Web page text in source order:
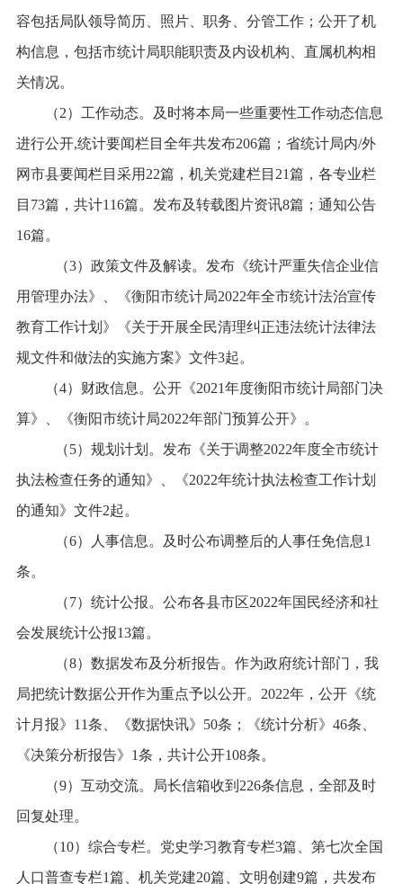
容包括局队领导简历、照片、职务、分管工作；公开了机
构信息，包括市统计局职能职责及内设机构、直属机构相
关情况。
（2）工作动态。及时将本局一些重要性工作动态信息
进行公开,统计要闻栏目全年共发布206篇；省统计局内/外
网市县要闻栏目采用 22篇，机关党建栏目 21篇，各专业栏
目73篇，共计116篇。 发布及转载图片资讯8篇；通知公告
16篇。
（3）政策文件及解读。发布《统计严重失信企业信
用管理办法》、
《衡阳市统计局2022年全市统计法治宣传
教育工作计划》
《关于开展全民清理纠正违法统计法律法
规文件和做法的实施方案》 文件3起。
（4）财政信息。公开《2021年度衡阳市统计局部门决
算》、《衡阳市统计局2022年部门预算公开》。
（5）规划计划。发布《关于调整2022年度全市统计
执法检查任务的通知》、《2022年统计执法检查工作计划
的通知》文件2起。
（6）人事信息。及时公布调整后的人事任免信息1
条。
（7）统计公报。公布各县市区2022年国民经济和社
会发展统计公报13篇。
（8）数据发布及分析报告。作为政府统计部门，我
局把统计数据公开作为重点予以公开。 2022年，公开《统
计月报》11条、《数据快讯》50条 ； 《统计分析》46条、
《决策分析报告》 1条，共计公开108条。
（9）互动交流。局长信箱收到 226条信息，全部及 时
回复处理。
（10）综合专栏。党史学习教育专栏3篇
第七次全国
人口普查专栏1篇 、机关党建20篇 、文明创建9篇 ，共发布